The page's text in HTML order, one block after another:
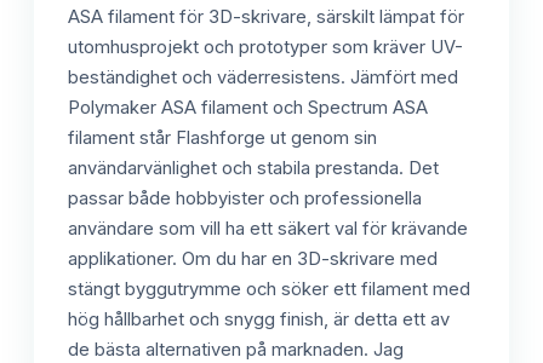
ASA filament för 3D-skrivare, särskilt lämpat för
utomhusprojekt och prototyper som kräver UV-
beständighet och väderresistens. Jämfört med
Polymaker ASA filament och Spectrum ASA
filament står Flashforge ut genom sin
användarvänlighet och stabila prestanda. Det
passar både hobbyister och professionella
användare som vill ha ett säkert val för krävande
applikationer. Om du har en 3D-skrivare med
stängt byggutrymme och söker ett filament med
hög hållbarhet och snygg finish, är detta ett av
de bästa alternativen på marknaden. Jag